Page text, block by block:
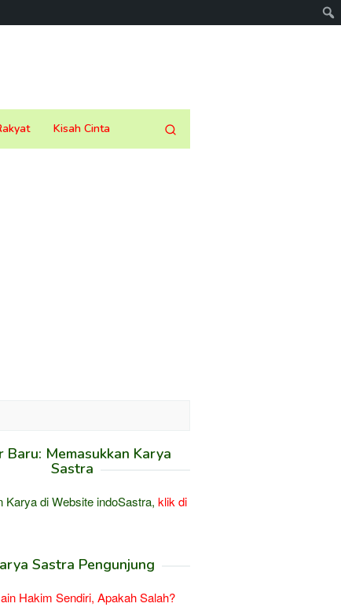
Kisah Cinta
Baru: Memasukkan Karya
Sastra
Karya di Website indoSastra, klik di
Sastra Pengunjung
Hakim Sendiri, Apakah Salah?